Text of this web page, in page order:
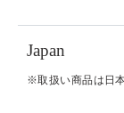
Japan
※取扱い商品は日